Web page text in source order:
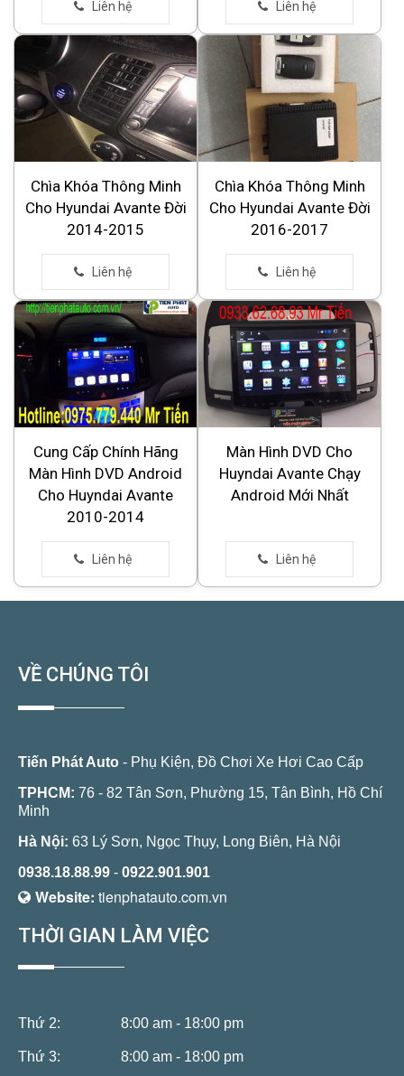
Chìa Khóa Thông Minh
Cho Hyundai Avante Đời
2014-2015
Chìa Khóa Thông Minh
Cho Hyundai Avante Đời
2016-2017
Cung Cấp Chính Hãng
Màn Hình DVD Android
Cho Huyndai Avante
2010-2014
Màn Hình DVD Cho
Huyndai Avante Chạy
Android Mới Nhất
VỀ CHÚNG TÔI
Tiến Phát Auto - Phụ Kiện, Đồ Chơi Xe Hơi Cao Cấp
TPHCM: 76 - 82 Tân Sơn, Phường 15, Tân Bình, Hồ Chí
Minh
Hà Nội: 63 Lý Sơn, Ngọc Thụy, Long Biên, Hà Nội
0938.18.88.99 - 0922.901.901
Website: tienphatauto.com.vn
THỜI GIAN LÀM VIỆC
Thứ 2: 8:00 am - 18:00 pm
Thứ 3: 8:00 am - 18:00 pm